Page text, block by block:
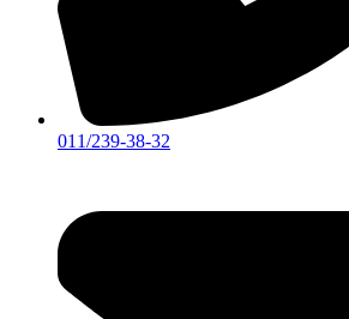
011/239-38-32